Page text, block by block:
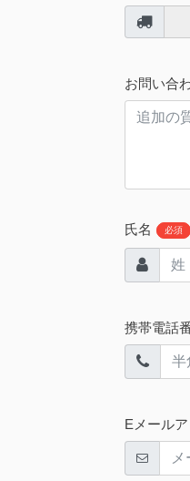
お問い合
氏名 必須
携帯電話
Eメール